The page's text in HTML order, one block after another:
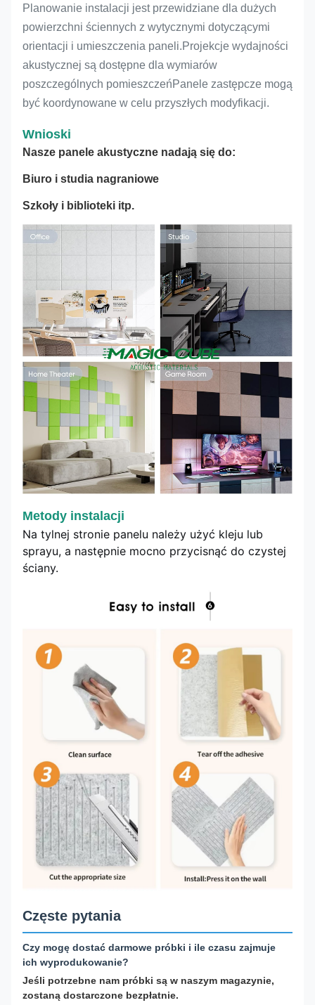
Planowanie instalacji jest przewidziane dla dużych
powierzchni ściennych z wytycznymi dotyczącymi
orientacji i umieszczenia paneli.Projekcje wydajności
akustycznej są dostępne dla wymiarów
poszczególnych pomieszczeńPanele zastępcze mogą
być koordynowane w celu przyszłych modyfikacji.
Wnioski
Nasze panele akustyczne nadają się do:
Biuro i studia nagraniowe
Szkoły i biblioteki itp.
Metody instalacji
Na tylnej stronie panelu należy użyć kleju lub
sprayu, a następnie mocno przycisnąć do czystej
ściany.
Częste pytania
Czy mogę dostać darmowe próbki i ile czasu zajmuje
ich wyprodukowanie?
Jeśli potrzebne nam próbki są w naszym magazynie,
zostaną dostarczone bezpłatnie.